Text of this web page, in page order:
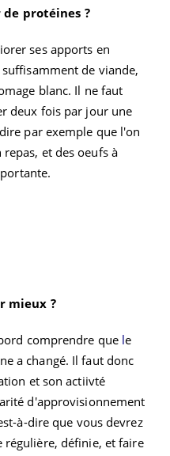
protéines ?
ses apports en
de viande,
blanc. Il ne faut
deux fois par jour une
par exemple que l'on
et des oeufs à
mieux ?
comprendre quele
a changé. Il faut donc
et son actiivté
d'approvisionnement
à-dire que vous devrez
régulière, définie, et faire